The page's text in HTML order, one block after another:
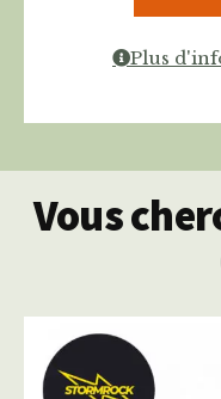
Plus
Vous